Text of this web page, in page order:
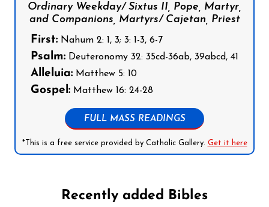
Ordinary Weekday/ Sixtus II, Pope, Martyr,
and Companions, Martyrs/ Cajetan, Priest
First: Nahum 2: 1, 3; 3: 1-3, 6-7
Psalm: Deuteronomy 32: 35cd-36ab, 39abcd, 41
Alleluia: Matthew 5: 10
Gospel: Matthew 16: 24-28
FULL MASS READINGS
*This is a free service provided by Catholic Gallery. Get it here
Recently added Bibles